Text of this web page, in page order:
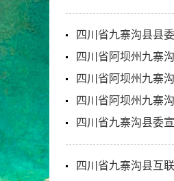
四川省九寨沟县县
四川省阿坝州九寨
四川省阿坝州九寨
四川省阿坝州九寨
四川省九寨沟县委
四川省九寨沟县互